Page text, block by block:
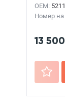
OEM:
Номер на
13
+